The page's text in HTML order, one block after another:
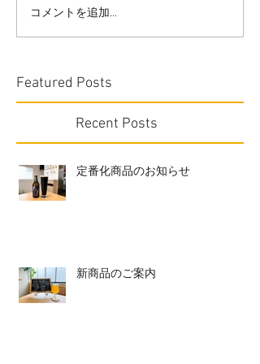
コメントを追加…
Featured Posts
Recent Posts
定番化商品のお知らせ
新商品のご案内